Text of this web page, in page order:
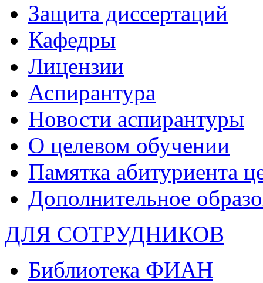
Защита диссертаций
Кафедры
Лицензии
Аспирантура
Новости аспирантуры
О целевом обучении
Памятка абитуриента
Дополнительное
ДЛЯ СОТРУДНИКОВ
Библиотека ФИАН